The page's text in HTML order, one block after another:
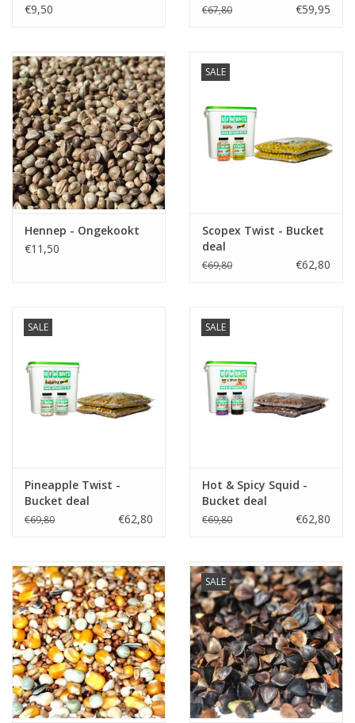
€9,50
€67,80 €59,95
Hennep - Ongekookt
€11,50
SALE
Scopex Twist - Bucket
deal
€69,80 €62,80
SALE
Pineapple Twist -
Bucket deal
€69,80 €62,80
SALE
Hot & Spicy Squid -
Bucket deal
€69,80 €62,80
SALE